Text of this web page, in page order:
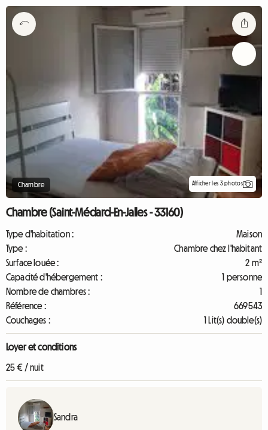
Chambre Afficher les 3 photos
Chambre (Saint-Médard-En-Jalles - 33160)
Type d'habitation :
Maison
Type :
Chambre chez l'habitant
Surface louée :
2 m²
Capacité d'hébergement :
1 personne
Nombre de chambres :
1
Référence :
669543
Couchages :
1 Lit(s) double(s)
Loyer et conditions
25 € / nuit
Sandra